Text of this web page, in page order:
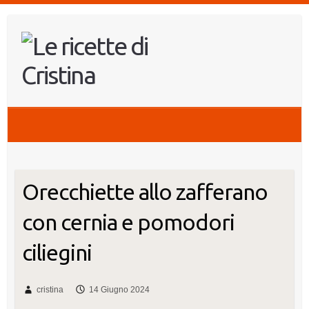
contenuto
Orecchiette allo zafferano
con cernia e pomodori
ciliegini
cristina 14 Giugno 2024